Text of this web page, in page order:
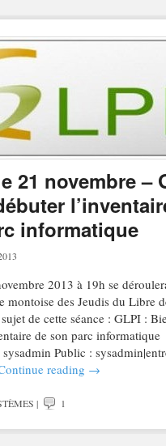
21 novembre –
informatique
2013 à 19h se
montoise des Jeudis du Libre
de cette séance : GLPI :
de son parc informatique
Public :
reading →
| 1